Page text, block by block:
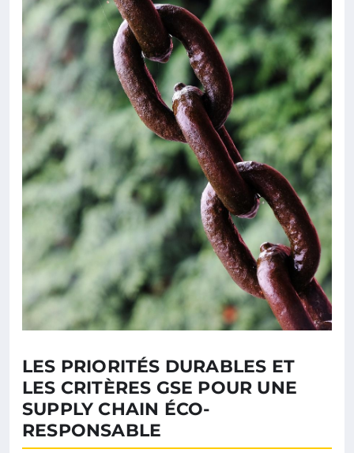
LES PRIORITÉS DURABLES ET
LES CRITÈRES GSE POUR UNE
SUPPLY CHAIN ÉCO-
RESPONSABLE